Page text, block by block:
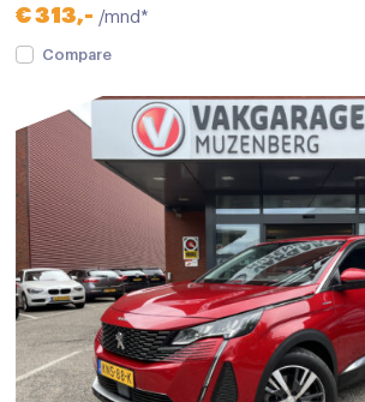
keyless start
Passagiersstoel in hoogte verstelbaar
Regensensor
Airbag(s) hoofd achter
Airbag(s) hoofd voor
Airbag(s) side voor
Airbag bestuurder
Airbag passagier
€ 313,- /mnd*
Compare